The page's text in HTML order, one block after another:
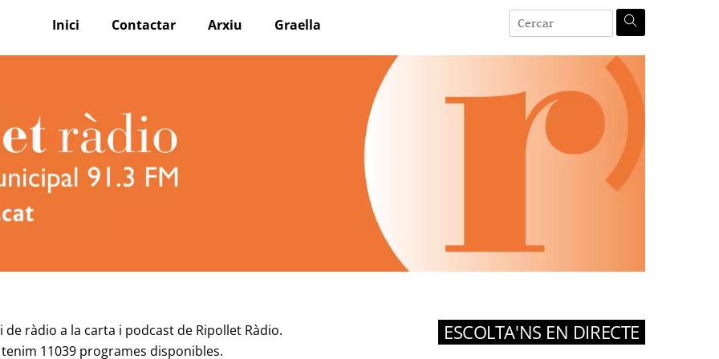
Inici Contactar Arxiu Graella
de ràdio a la carta i podcast de Ripollet Ràdio.
11039 programes disponibles.
ESCOLTA'NS EN DIRECTE